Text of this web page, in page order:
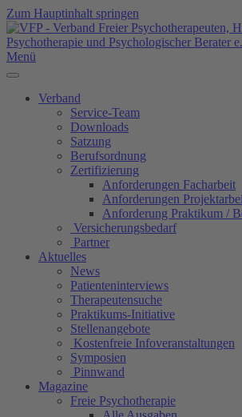
Zum Hauptinhalt springen
Menü
Verband
Service-Team
Downloads
Satzung
Berufsordnung
Zertifizierung
Anforderungen Facharbeit
Anforderungen
Anforderung Praktikum /
Versicherungsbedarf
Partner
Aktuelles
News
Patienteninterviews
Therapeutensuche
Praktikums-Initiative
Stellenangebote
Kostenfreie Infoveranstaltungen
Symposien
Pinnwand
Magazine
Freie Psychotherapie